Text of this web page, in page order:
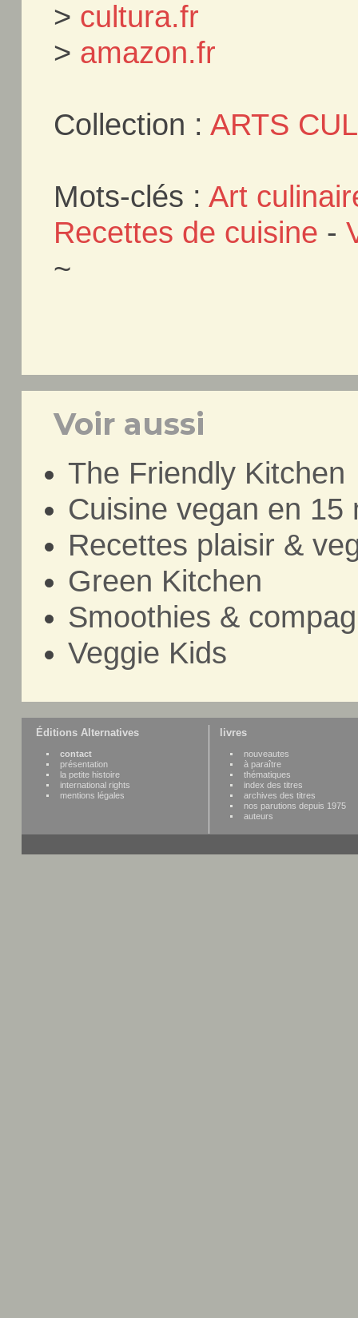
> cultura.fr
> amazon.fr
Collection :ARTS
Mots-clés :Art
Recettes de cuisine -
~
Voir aussi
The Friendly Kitchen
Cuisine vegan en 15
Recettes plaisir &
Green Kitchen
Smoothies &
Veggie Kids
Éditions Alternatives
contact
présentation
la petite histoire
international rights
mentions légales
livres
nouveautes
à paraître
thématiques
index des titres
archives des titres
nos parutions depuis 1975
auteurs